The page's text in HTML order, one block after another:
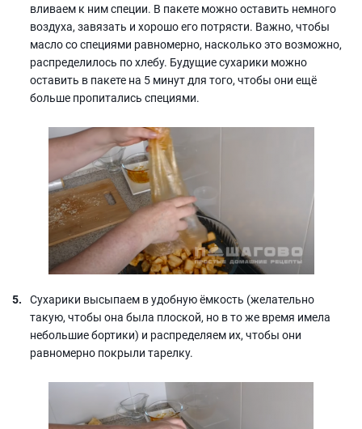
вливаем к ним специи. В пакете можно оставить немного
воздуха, завязать и хорошо его потрясти. Важно, чтобы
масло со специями равномерно, насколько это возможно,
распределилось по хлебу. Будущие сухарики можно
оставить в пакете на 5 минут для того, чтобы они ещё
больше пропитались специями.
Сухарики высыпаем в удобную ёмкость (желательно
такую, чтобы она была плоской, но в то же время имела
небольшие бортики) и распределяем их, чтобы они
равномерно покрыли тарелку.